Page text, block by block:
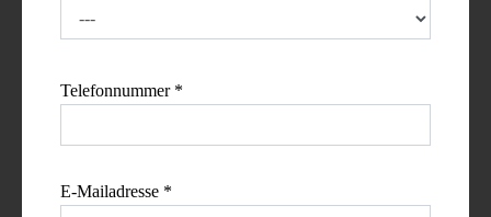
Telefonnummer *
E-Mailadresse *